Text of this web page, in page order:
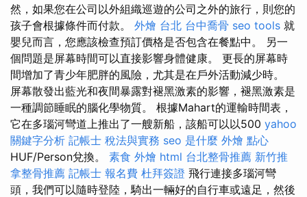
然，如果您在公司以外組織巡遊的公司之外的旅行，則您的
孩子會根據條件而付款。 外燴 台北 台中喬骨 seo tools 就
嬰兒而言，您應該檢查預訂價格是否包含在餐點中。 另一
個問題是屏幕時間可以直接影響身體健康。 更長的屏幕時
間增加了青少年肥胖的風險，尤其是在戶外活動減少時。
屏幕散發出藍光和夜間暴露對褪黑激素的影響，褪黑激素是
一種調節睡眠的腦化學物質。 根據Mahart的運輸時間表，
它在多瑙河彎道上推出了一艘新船，該船可以以500 yahoo
關鍵字分析 記帳士 稅法與實務 seo 是什麼 外燴 點心
HUF/Person兌換。 素食 外燴 html 台北整骨推薦 新竹推
拿整骨推薦 記帳士 報名費 杜拜簽證 飛行連接多瑙河彎
頭，我們可以隨時登陸，騎出一輛好的自行車或遠足，然後